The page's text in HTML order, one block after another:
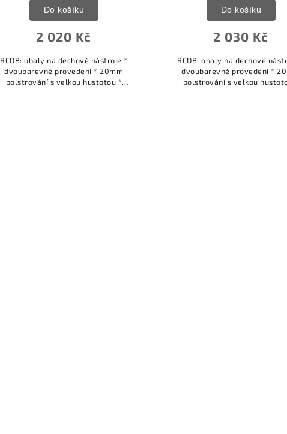
2 020 Kč
Do košíku
RCDB: obaly na dechové nástroje *
dvoubarevné provedení * 20mm
polstrování s velkou hustotou *
2 030 Kč
Do košíku
RCDB: obaly na dechové
dvoubarevné provedení *
polstrování s velkou